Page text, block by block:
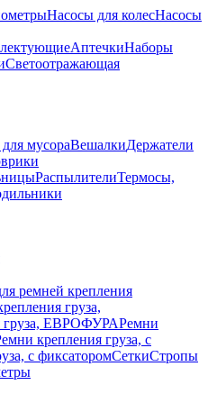
Насосы для колесНасосы
АптечкиНаборы
Светоотражающая
мусораВешалкиДержатели
РаспылителиТермосы,
ремней крепления
груза,
груза, ЕВРОФУРАРемни
крепления груза, с
с фиксаторомСеткиСтропы